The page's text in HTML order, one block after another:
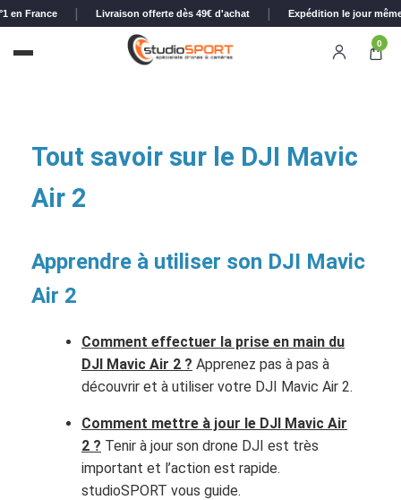
en France | Livraison offerte dès 49€ d'achat | Expédition le jour
0
Tout savoir sur le DJI Mavic
Air 2
Apprendre à utiliser son DJI Mavic
Air 2
Comment effectuer la prise en main du
DJI Mavic Air 2 ? Apprenez pas à pas à
découvrir et à utiliser votre DJI Mavic Air 2.
Comment mettre à jour le DJI Mavic Air
2 ? Tenir à jour son drone DJI est très
important et l’action est rapide.
studioSPORT vous guide.